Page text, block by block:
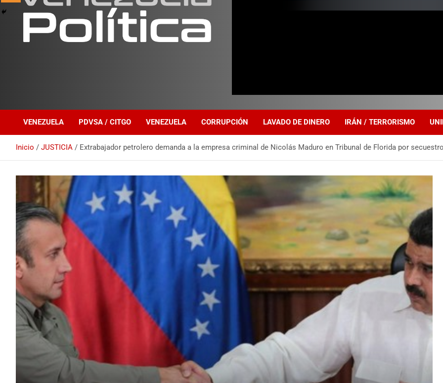
VENEZUELA PDVSA / CITGO VENEZUELA CORRUPCIÓN LAVADO DE DINERO IRÁN / TERRORISMO
Inicio JUSTICIA Extrabajador petrolero demanda a la empresa criminal de Nicolás Maduro en Tribunal de Florida por